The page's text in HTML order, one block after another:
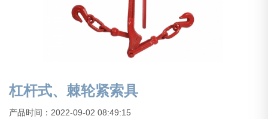
杠杆式、棘轮紧索具
产品时间：2022-09-02 08:49:15